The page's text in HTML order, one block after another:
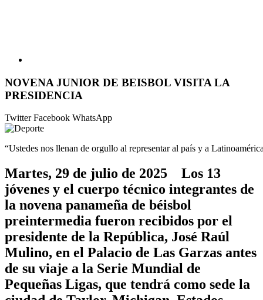
NOVENA JUNIOR DE BEISBOL VISITA LA
PRESIDENCIA
TwitterFacebook WhatsApp
“Ustedes nos llenan de orgullo al representar al país y a
Martes, 29 de julio de 2025 Los 13
jóvenes y el cuerpo técnico integrantes de
la novena panameña de béisbol
preintermedia fueron recibidos por el
presidente de la República, José Raúl
Mulino, en el Palacio de Las Garzas antes
de su viaje a la Serie Mundial de
Pequeñas Ligas, que tendrá como sede la